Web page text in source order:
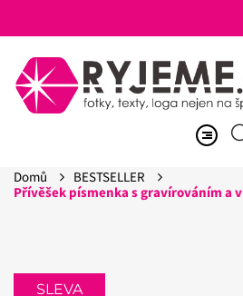
Domů
BESTSELLER
Přívěšek písmenka s gravírováním a
SLEVA